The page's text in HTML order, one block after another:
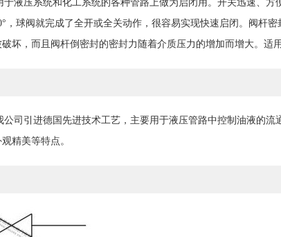
于液压系统和化工系统的各种管路上做为启闭用。开关迅速、
，球阀就完成了全开或全关动作，很容易实现快速启闭。阀杆
坏，而且阀杆倒密封的密封力随着介质压力的增加而增大。适
公司引进德国先进技术工艺，主要用于液压管路中控制油液的
精美等特点。